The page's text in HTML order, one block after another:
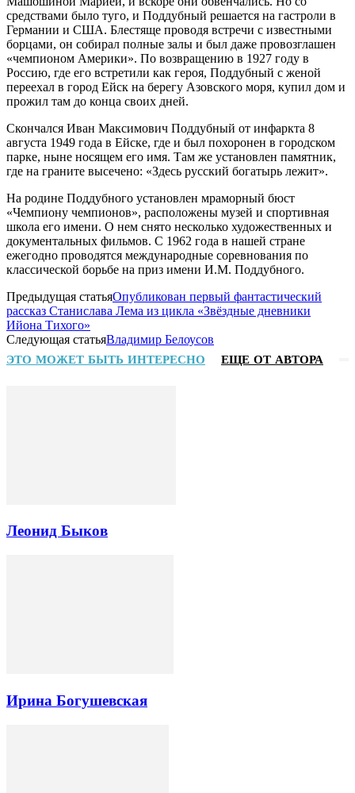
средствами было туго, и Поддубный решается на гастроли в
Германии и США. Блестяще проводя встречи с известными
борцами, он собирал полные залы и был даже провозглашен
«чемпионом Америки». По возвращению в 1927 году в
Россию, где его встретили как героя, Поддубный с женой
переехал в город Ейск на берегу Азовского моря, купил дом и
прожил там до конца своих дней.
Скончался Иван Максимович Поддубный от инфаркта 8
августа 1949 года в Ейске, где и был похоронен в городском
парке, ныне носящем его имя. Там же установлен памятник,
где на граните высечено: «Здесь русский богатырь лежит».
На родине Поддубного установлен мраморный бюст
«Чемпиону чемпионов», расположены музей и спортивная
школа его имени. О нем снято несколько художественных и
документальных фильмов. С 1962 года в нашей стране
ежегодно проводятся международные соревнования по
классической борьбе на приз имени И.М. Поддубного.
Предыдущая статьяОпубликован первый фантастический
рассказ Станислава Лема из цикла «Звёздные дневники
Ийона Тихого»
Следующая статьяВладимир Белоусов
ЭТО МОЖЕТ БЫТЬ ИНТЕРЕСНО ЕЩЕ ОТ АВТОРА
Леонид Быков
Ирина Богушевская